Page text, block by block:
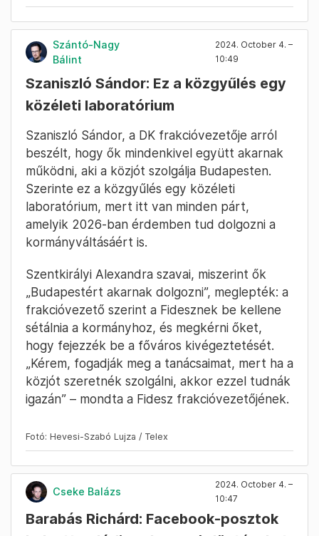
Fotó: Hevesi-Szabó Lujza / Telex
Szántó-Nagy
Bálint
2024. October 4. –
közéleti laboratórium
Szaniszló Sándor, a DK frakcióvezetője arról
beszélt, hogy ők mindenkivel együtt akarnak
működni, aki a közjót szolgálja Budapesten.
Szerinte ez a közgyűlés egy közéleti
laboratórium, mert itt van minden párt,
amelyik 2026-ban érdemben tud dolgozni a
Szentkirályi Alexandra szavai, miszerint ők
„Budapestért akarnak dolgozni”, meglepték: a
frakcióvezető szerint a Fidesznek be kellene
sétálnia a kormányhoz, és megkérni őket,
hogy fejezzék be a főváros kivégeztetését.